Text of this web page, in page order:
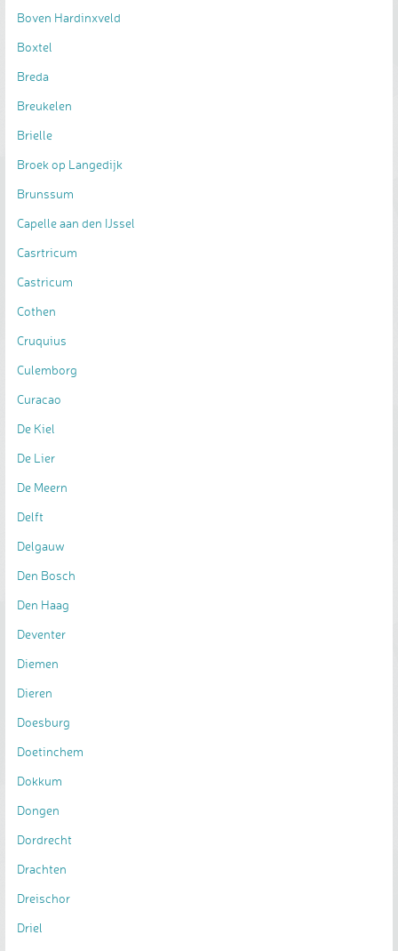
Boven Hardinxveld
Boxtel
Breda
Breukelen
Brielle
Broek op Langedijk
Brunssum
Capelle aan den IJssel
Casrtricum
Castricum
Cothen
Cruquius
Culemborg
Curacao
De Kiel
De Lier
De Meern
Delft
Delgauw
Den Bosch
Den Haag
Deventer
Diemen
Dieren
Doesburg
Doetinchem
Dokkum
Dongen
Dordrecht
Drachten
Dreischor
Driel